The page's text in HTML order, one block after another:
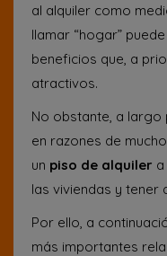
al alquiler como
llamar “hogar”
beneficios que, a
atractivos.
No obstante, a
en razones de
un piso de alquiler
las viviendas y tener
Por ello, a
más importantes